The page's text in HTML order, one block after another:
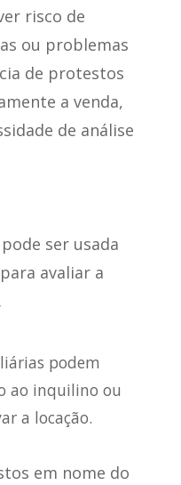
risco de
ou problemas
de protestos
a venda,
de análise
ser usada
avaliar a
.
podem
ao inquilino ou
a locação.
em nome do